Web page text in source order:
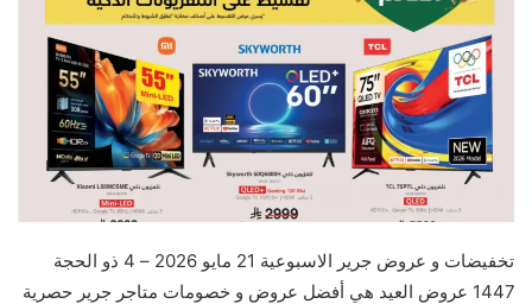
تخفيضات و عروض جرير الاسبوعية 21 مايو 2026 – 4 ذو الحجة
1447 عروض العيد هي أفضل عروض و خصومات متاجر جرير حصرية